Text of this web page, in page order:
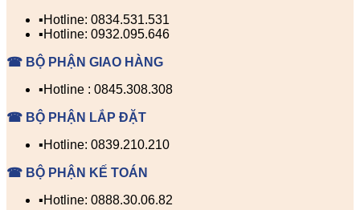
▪️Hotline: 0834.531.531
▪️Hotline: 0932.095.646
☎ BỘ PHẬN GIAO HÀNG
▪️Hotline : 0845.308.308
☎ BỘ PHẬN LẮP ĐẶT
▪️Hotline: 0839.210.210
☎ BỘ PHẬN KẾ TOÁN
▪️Hotline: 0888.30.06.82